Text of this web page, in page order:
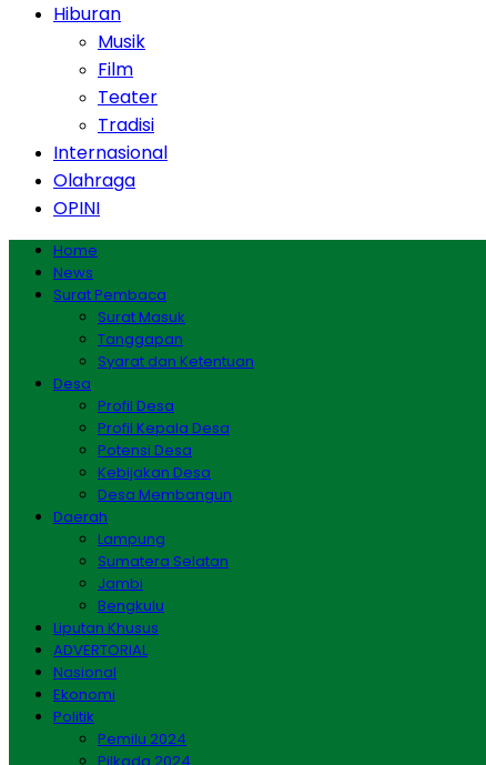
Hiburan
Musik
Film
Teater
Tradisi
Internasional
Olahraga
OPINI
Home
News
Surat Pembaca
Surat Masuk
Tanggapan
Syarat dan Ketentuan
Desa
Profil Desa
Profil Kepala Desa
Potensi Desa
Kebijakan Desa
Desa Membangun
Daerah
Lampung
Sumatera Selatan
Jambi
Bengkulu
Liputan Khusus
ADVERTORIAL
Nasional
Ekonomi
Politik
Pemilu 2024